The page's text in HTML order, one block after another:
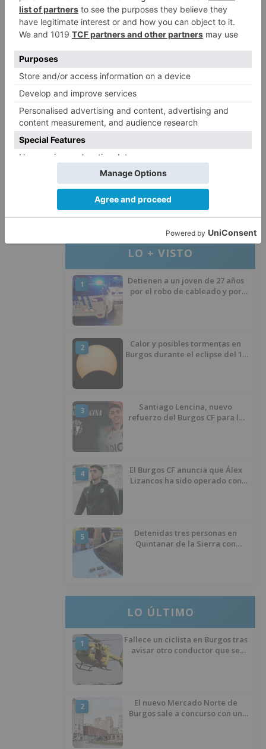
Con respecto a la decisión del algunos vecinos
de la zona del Polígono Docente de acudir a la
Fiscalía por llevar las barracas de nuevo allí,
Carpintero ha indicado que los ciudadanos
pueden hacer lo que crean conveniente porque
están en su derecho, y tras reiterar que la
ubicación es estupenda, sigue apostando por
crear un recinto ferial y cree que la CLH es un
buen emplazamiento.
san pedro barracas balance
LO + VISTO
1
Detienen a un joven de 27 años
por el robo de cableado y por
2
Calor y posibles tormentas en
Burgos durante el eclipse del 12
3
Santiago Lencina, nuevo
refuerzo del Burgos CF para la
4
El Burgos CF anuncia que Álex
Lizancos ha sido operado con
5
Detenidas tres personas en
Quintanar de la Sierra con
LO ÚLTIMO
1
Fallece un ciclista en Burgos tras
avisar otro conductor que se
2
El nuevo Mercado Norte de
Burgos sale a concurso con un